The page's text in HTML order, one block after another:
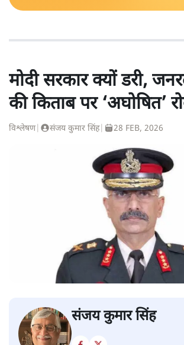
मोदी सरकार क्यों डरी,
की किताब पर ‘अघोषित’
विश्लेषण| संजय कुमार सिंह| 28 FEB, 2026
संजय कुमार सिंह